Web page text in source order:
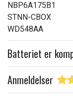
NBP6A175B1
STNN-CBOX
WD548AA
Batteriet er
Anmeldelser